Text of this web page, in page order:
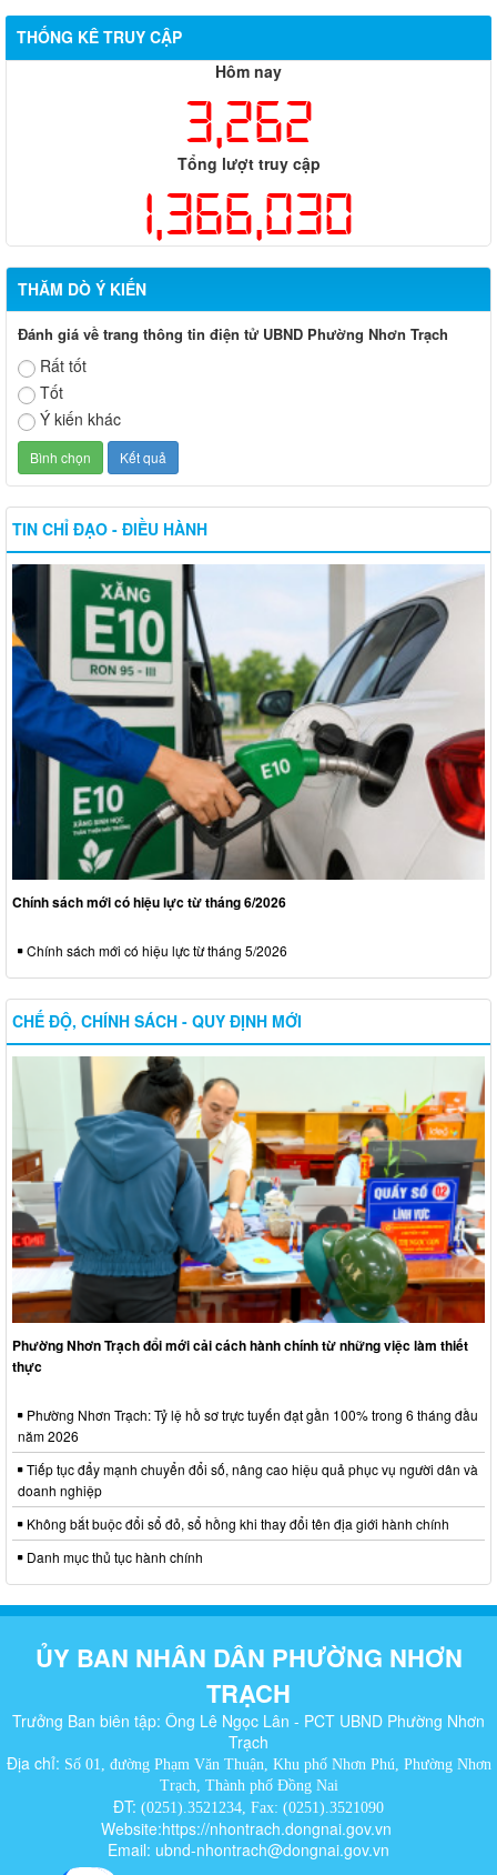
Biên bản về việc niêm yết phương án bồi thường, hỗ trợ, tái
định cư của các hộ dân có đất bị thu hồi thuộc dự án nâng cấp
đường 25B cũ đoạn từ Trung tâm huyện Nhơn Trạch ra Quốc lộ
51, huyện Long Thành và huyện Nhơn Trạch
THỐNG KÊ TRUY CẬP
Hôm nay
3,262
Tổng lượt truy cập
1,366,030
THĂM DÒ Ý KIẾN
Đánh giá về trang thông tin điện tử UBND Phường Nhơn Trạch
Rất tốt
Tốt
Ý kiến khác
TIN CHỈ ĐẠO - ĐIỀU HÀNH
Chính sách mới có hiệu lực từ tháng 6/2026
Chính sách mới có hiệu lực từ tháng 5/2026
CHẾ ĐỘ, CHÍNH SÁCH - QUY ĐỊNH MỚI
Phường Nhơn Trạch đổi mới cải cách hành chính từ những việc làm thiết
thực
Phường Nhơn Trạch: Tỷ lệ hồ sơ trực tuyến đạt gần 100% trong 6 tháng đầu
năm 2026
Tiếp tục đẩy mạnh chuyển đổi số, nâng cao hiệu quả phục vụ người dân và
doanh nghiệp
Không bắt buộc đổi sổ đỏ, sổ hồng khi thay đổi tên địa giới hành chính
Danh mục thủ tục hành chính
ỦY BAN NHÂN DÂN PHƯỜNG NHƠN
TRẠCH
Trưởng Ban biên tập: Ông Lê Ngọc Lân - PCT UBND Phường Nhơn
Trạch
Địa chỉ: Số 01, đường Phạm Văn Thuận, Khu phố Nhơn Phú, Phường Nhơn
Trạch, Thành phố Đồng Nai
ĐT: (0251).3521234, Fax: (0251).3521090
Website:https://nhontrach.dongnai.gov.vn
Email: ubnd-nhontrach@dongnai.gov.vn​